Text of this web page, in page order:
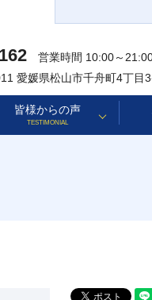
営業時間 10:00～
愛媛県松山市千舟町4丁目
皆様からの声
TESTIMONIAL